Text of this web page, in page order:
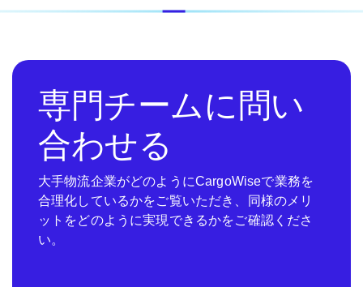
専門チームに問い
合わせる
大手物流企業がどのようにCargoWiseで業務を
合理化しているかをご覧いただき、同様のメリ
ットをどのように実現できるかをご確認くださ
い。